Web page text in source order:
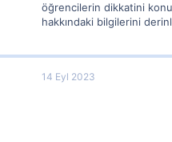
öğrencilerin dikkatini
hakkındaki bilgilerini
14 Eyl 2023